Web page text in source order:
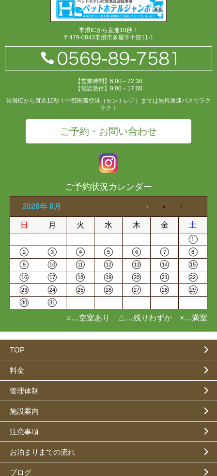
常滑ICから直進10秒！
〒479-0843常滑市多屋字十部11-1
【営業時間】6:00～22:30
【電話受付】9:00～17:00
常滑ICから直進10秒！中部国際空港（セントレア）までは無料送迎バスでラク
ラク！
ご予約・お問い合わせ
ご予約状況カレンダー
2026年 8月
日 月 火 水 木 金 土
1
2 3 4 5 6 7 8
9 10 11 12 13 14 15
16 17 18 19 20 21 22
23 24 25 26 27 28 29
30 31
○…空室あり △…残りわずか ×…満室
TOP
料金
管理体制
施設案内
注意事項
お泊まりまでの流れ
ブログ